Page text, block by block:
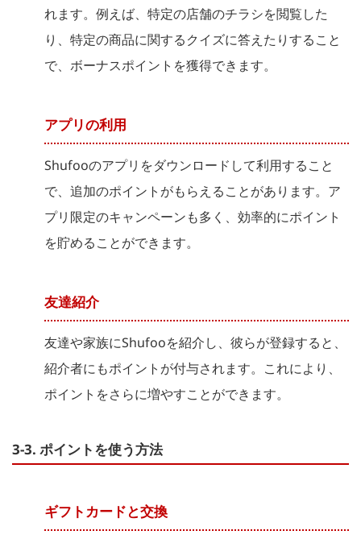
れます。例えば、特定の店舗のチラシを閲覧した
り、特定の商品に関するクイズに答えたりすること
で、ボーナスポイントを獲得できます。
アプリの利用
Shufooのアプリをダウンロードして利用すること
で、追加のポイントがもらえることがあります。ア
プリ限定のキャンペーンも多く、効率的にポイント
を貯めることができます。
友達紹介
友達や家族にShufooを紹介し、彼らが登録すると、
紹介者にもポイントが付与されます。これにより、
ポイントをさらに増やすことができます。
3-3. ポイントを使う方法
ギフトカードと交換